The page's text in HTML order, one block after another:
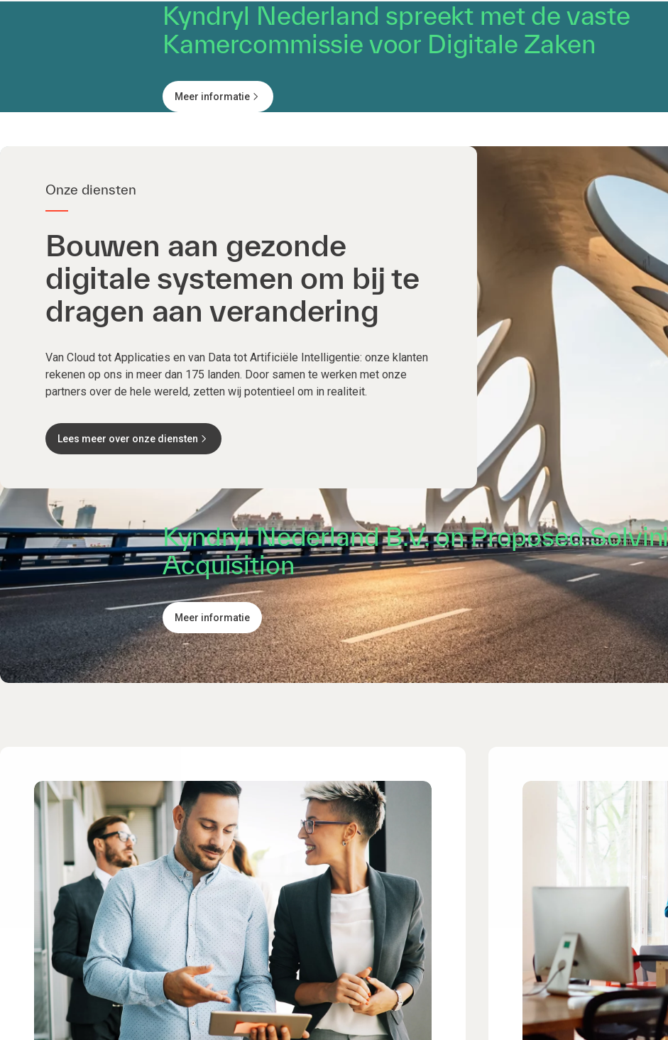
Kyndryl Nederland spreekt met de vaste
Kamercommissie voor Digitale Zaken
Meer informatie
Onze diensten
Bouwen aan gezonde
digitale systemen om bij te
dragen aan verandering
Van Cloud tot Applicaties en van Data tot Artificiële Intelligentie: onze klanten
rekenen op ons in meer dan 175 landen. Door samen te werken met onze
partners over de hele wereld, zetten wij potentieel om in realiteit.
Lees meer over onze diensten
Kyndryl Nederland B.V. on Proposed
Acquisition
Meer informatie